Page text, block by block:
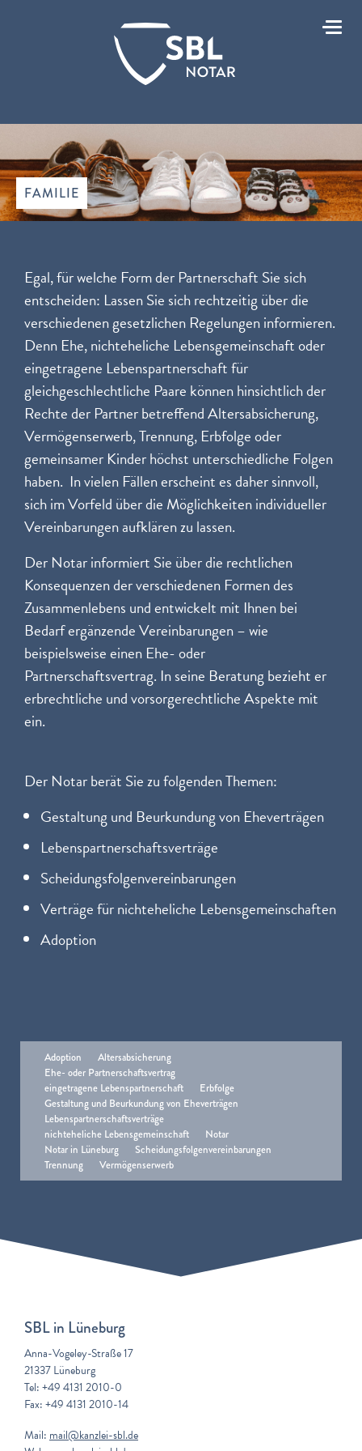
FAMILIE
Egal, für welche Form der Partnerschaft Sie sich
entscheiden: Lassen Sie sich rechtzeitig über die
verschiedenen gesetzlichen Regelungen informieren.
Denn Ehe, nichteheliche Lebensgemeinschaft oder
eingetragene Lebenspartnerschaft für
gleichgeschlechtliche Paare können hinsichtlich der
Rechte der Partner betreffend Altersabsicherung,
Vermögenserwerb, Trennung, Erbfolge oder
gemeinsamer Kinder höchst unterschiedliche Folgen
haben. In vielen Fällen erscheint es daher sinnvoll,
sich im Vorfeld über die Möglichkeiten individueller
Vereinbarungen aufklären zu lassen.
Der Notar informiert Sie über die rechtlichen
Konsequenzen der verschiedenen Formen des
Zusammenlebens und entwickelt mit Ihnen bei
Bedarf ergänzende Vereinbarungen – wie
beispielsweise einen Ehe- oder
Partnerschaftsvertrag. In seine Beratung bezieht er
erbrechtliche und vorsorgerechtliche Aspekte mit
ein.
Der Notar berät Sie zu folgenden Themen:
Gestaltung und Beurkundung von Eheverträgen
Lebenspartnerschaftsverträge
Scheidungsfolgenvereinbarungen
Verträge für nichteheliche Lebensgemeinschaften
Adoption
Adoption
Altersabsicherung
Ehe- oder Partnerschaftsvertrag
eingetragene Lebenspartnerschaft
Erbfolge
Gestaltung und Beurkundung von Eheverträgen
Lebenspartnerschaftsverträge
nichteheliche Lebensgemeinschaft
Notar
Notar in Lüneburg
Scheidungsfolgenvereinbarungen
Trennung
Vermögenserwerb
SBL in Lüneburg
Anna-Vogeley-Straße 17
21337 Lüneburg
Tel: +49 4131 2010-0
Fax: +49 4131 2010-14
Mail: mail@kanzlei-sbl.de